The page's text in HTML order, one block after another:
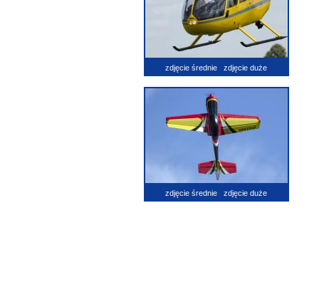
zdjęcie średnie zdjęcie duże
zdjęcie średnie zdjęcie duże